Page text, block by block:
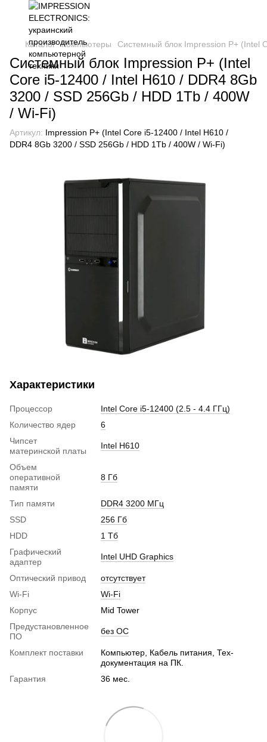
Каталог Компьютеры Системный блок Impression P+ (Intel
Системный блок Impression P+ (Intel
Core i5-12400 / Intel H610 / DDR4 8Gb
3200 / SSD 256Gb / HDD 1Tb / 400W
/ Wi-Fi)
Артикул: Impression P+ (Intel Core i5-12400 / Intel H610 /
DDR4 8Gb 3200 / SSD 256Gb / HDD 1Tb / 400W / Wi-Fi)
Характеристики
Процессор
Intel Core i5-12400 (2.5 - 4.4 ГГц)
Количество ядер
6
Чипсет
материнской платы
Intel H610
Объем
оперативной
памяти
8 Гб
Тип памяти
DDR4 3200 МГц
SSD
256 Гб
HDD
1 Тб
Графический
адаптер
Intel UHD Graphics
Оптический привод
отсутствует
Wi-Fi
Wi-Fi
Корпус
Mid Tower
Предустановленное
ПО
без ОС
Комплект поставки
Компьютер, Кабель питания, Тех-
документация на ПК.
Гарантия
36 мес.